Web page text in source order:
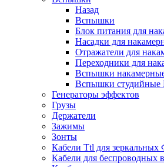
Назад
Вспышки
Блок питания для
Насадки для
Отражатели для
Переходники для
Вспышки
Вспышки студийные
Генераторы эффектов
Грузы
Держатели
Зажимы
Зонты
Кабели Ttl для зеркальных
Кабели для беспроводных